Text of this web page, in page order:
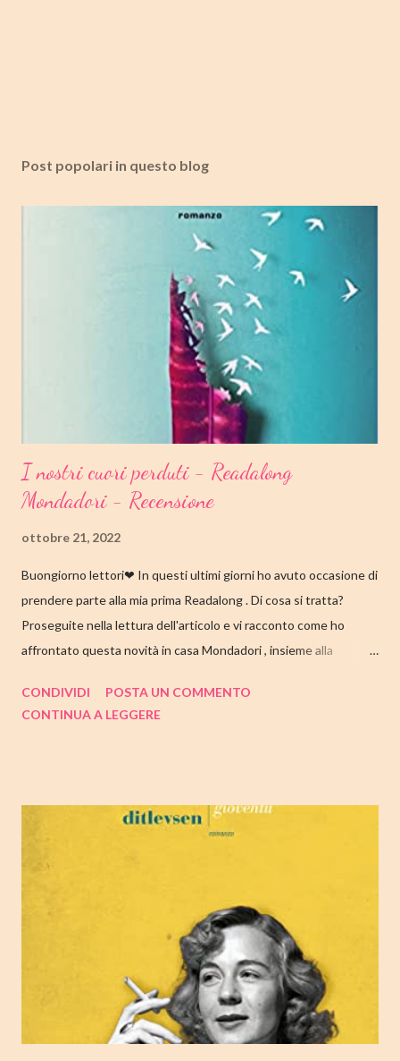
Post popolari in questo blog
I nostri cuori perduti - Readalong
Mondadori - Recensione
ottobre 21, 2022
Buongiorno lettori❤ In questi ultimi giorni ho avuto occasione di
prendere parte alla mia prima Readalong . Di cosa si tratta?
Proseguite nella lettura dell'articolo e vi racconto come ho
affrontato questa novità in casa Mondadori , insieme alla
ringraziamenti. Nell'articolo di seguito parliamo quindi di " I nostri
ROMANZO PAGINE: 348 PREZZO: 19.00/EBOOK 10.99 Link
impiegato nella biblioteca universitaria di fronte a casa. Sua
madre, Margaret, una poetessa di origini cinesi, li ha abbandonati
quando lui aveva solo nove anni in circostanze misteriose, dopo
che una sua poesi...
CONDIVIDI
POSTA UN COMMENTO
CONTINUA A LEGGERE